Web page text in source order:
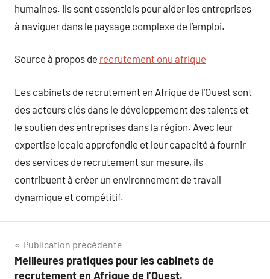
humaines. Ils sont essentiels pour aider les entreprises
à naviguer dans le paysage complexe de l’emploi.
Source à propos de recrutement onu afrique
Les cabinets de recrutement en Afrique de l’Ouest sont
des acteurs clés dans le développement des talents et
le soutien des entreprises dans la région. Avec leur
expertise locale approfondie et leur capacité à fournir
des services de recrutement sur mesure, ils
contribuent à créer un environnement de travail
dynamique et compétitif.
Navigation
de
Publication précédente
Meilleures pratiques pour les cabinets de
recrutement en Afrique de l’Ouest.